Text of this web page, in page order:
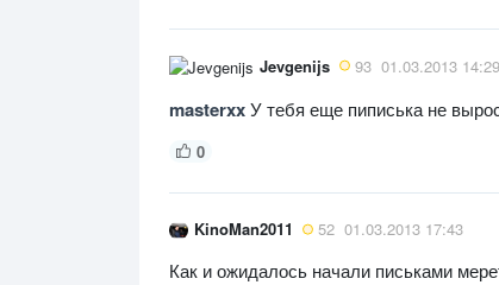
Jevgenijs 93 01.03.2013 14:29
masterxxУ тебя еще пиписька не
0
KinoMan2011 52 01.03.2013 17:43
Как и ожидалось начали письками